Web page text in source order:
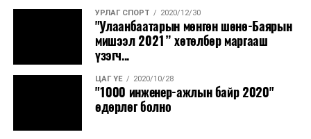
УРЛАГ СПОРТ 2020/12/30
"Улаанбаатарын мөнгөн шөнө-Баярын
мишээл 2021” хөтөлбөр маргааш
үзэгч...
ЦАГ ҮЕ 2020/10/28
"1000 инженер-ажлын байр 2020"
өдөрлөг болно